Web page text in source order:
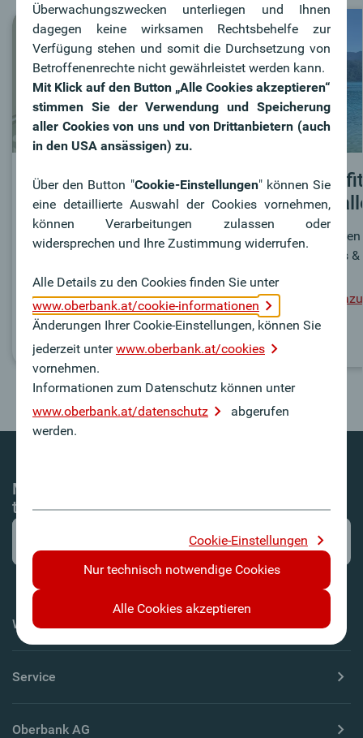
Wofür stehen wir?
Welche Eigenschaften machen die
Oberbank zu einem besonderen
Arbeitgeber?
Mehr dazu
Benefits
Mehr dazu
Mit dem Oberbank Newsletter-Service immer
top informiert!
Überwachungszwecken unterliegen und Ihnen
dagegen keine wirksamen Rechtsbehelfe zur
Verfügung stehen und somit die Durchsetzung von
Betroffenenrechte nicht gewährleistet werden kann.
Mit Klick auf den Button „Alle Cookies akzeptieren“
stimmen Sie der Verwendung und Speicherung
aller Cookies von uns und von Drittanbietern (auch
in den USA ansässigen) zu.
Über den Button "Cookie-Einstellungen" können Sie
eine detaillierte Auswahl der Cookies vornehmen,
können Verarbeitungen zulassen oder
widersprechen und Ihre Zustimmung widerrufen.
Alle Details zu den Cookies finden Sie unter
www.oberbank.at/cookie-informationen
Änderungen Ihrer Cookie-Einstellungen, können Sie
jederzeit unterwww.oberbank.at/cookies
vornehmen.
Informationen zum Datenschutz können unter
www.oberbank.at/datenschutz
abgerufen
werden.
Cookie-Einstellungen
Nur technisch notwendige Cookies
Alle Cookies akzeptieren
Wichtige Informationen
Service
Oberbank AG